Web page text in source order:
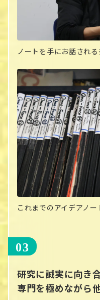
ノートを手にお話され
これまでのアイデアノ
研究に誠実に向き合
専門を極めながら